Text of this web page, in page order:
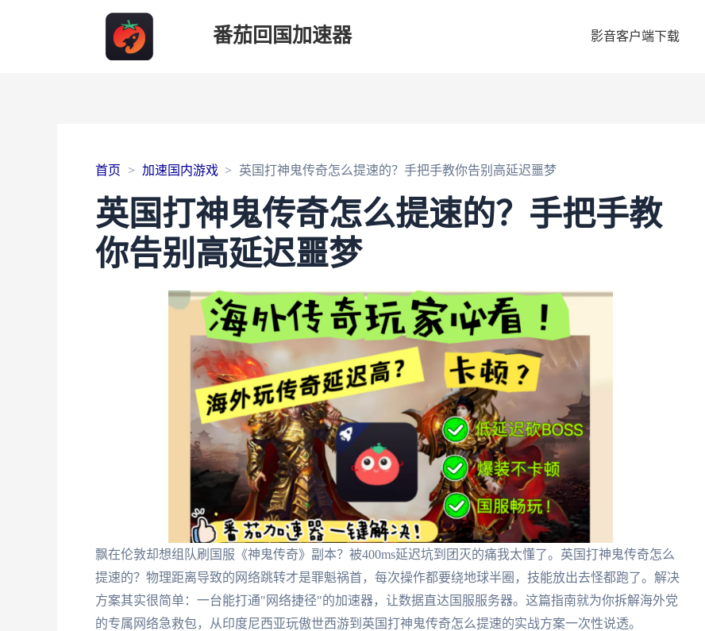
番茄回国加速器 影音客户端下载
首页 加速国内游戏 英国打神鬼传奇怎么提速的？手把手教你告别高延迟噩梦
英国打神鬼传奇怎么提速的？手把手教
你告别高延迟噩梦
飘在伦敦却想组队刷国服《神鬼传奇》副本？被400ms延迟坑到团灭的痛我太懂了。英国打神鬼传奇怎么
提速的？物理距离导致的网络跳转才是罪魁祸首，每次操作都要绕地球半圈，技能放出去怪都跑了。解决
方案其实很简单：一台能打通"网络捷径"的加速器，让数据直达国服服务器。这篇指南就为你拆解海外党
的专属网络急救包，从印度尼西亚玩傲世西游到英国打神鬼传奇怎么提速的实战方案一次性说透。